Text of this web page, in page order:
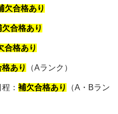
欠合格あり
欠合格あり
合格あり
あり （Aランク）
： 補欠合格あり
（A・Bラン